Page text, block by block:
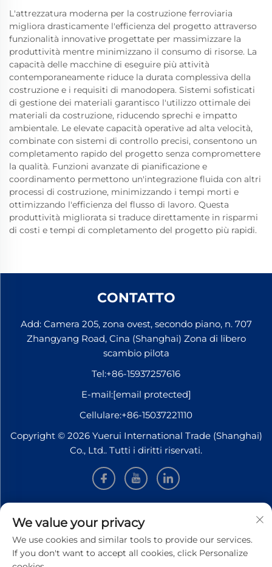
L'attrezzatura moderna per la costruzione ferroviaria
migliora drasticamente l'efficienza del progetto attraverso
funzionalità innovative progettate per massimizzare la
produttività mentre minimizzano il consumo di risorse. La
capacità delle macchine di eseguire più attività
contemporaneamente riduce la durata complessiva della
costruzione e i requisiti di manodopera. Sistemi sofisticati
di gestione dei materiali garantisco l'utilizzo ottimale dei
materiali da costruzione, riducendo sprechi e impatto
ambientale. Le elevate capacità operative ad alta velocità,
combinate con sistemi di controllo precisi, consentono un
completamento rapido del progetto senza compromettere
la qualità. Funzioni avanzate di pianificazione e
coordinamento permettono un'integrazione fluida con altri
processi di costruzione, minimizzando i tempi morti e
ottimizzando l'efficienza del flusso di lavoro. Questa
produttività migliorata si traduce direttamente in risparmi
di costi e tempi di completamento del progetto più rapidi.
CONTATTO
Add: Camera 205, zona ovest, secondo piano, n. 707
Zhangyang Road, Cina (Shanghai) Zona di libero
scambio pilota
Tel:+86-15937257616
E-mail:[email protected]
Cellulare:+86-15037221110
Copyright © 2026 Yuerui International Trade (Shanghai)
Co., Ltd.. Tutti i diritti riservati.
INFORMAZIONI
Iscriviti per ricevere la nostra newsletter settimanale
We value your privacy
We use cookies and similar tools to provide our services.
If you don't want to accept all cookies, click Personalize